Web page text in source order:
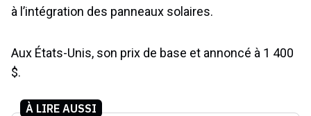
à l’intégration des panneaux solaires.
Aux États-Unis, son prix de base et annoncé à 1 400
$.
À LIRE AUSSI